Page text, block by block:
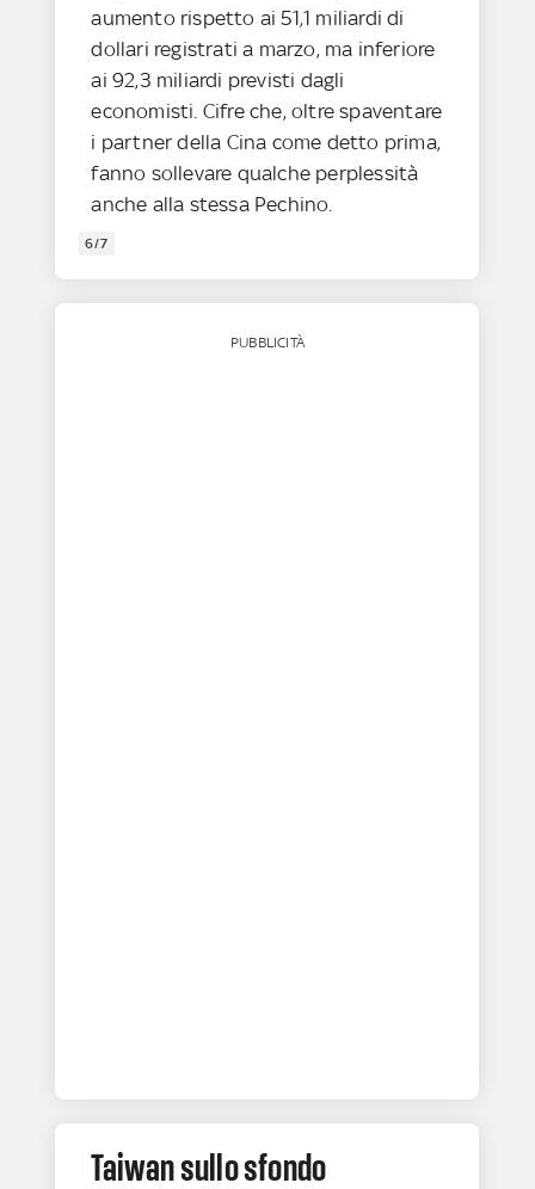
aumento rispetto ai 51,1 miliardi di
dollari registrati a marzo, ma inferiore
ai 92,3 miliardi previsti dagli
economisti. Cifre che, oltre spaventare
i partner della Cina come detto prima,
fanno sollevare qualche perplessità
anche alla stessa Pechino.
6/7
PUBBLICITÀ
Taiwan sullo sfondo